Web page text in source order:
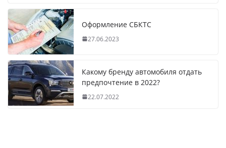
Оформление СБКТС
27.06.2023
Какому бренду автомобиля отдать
предпочтение в 2022?
22.07.2022